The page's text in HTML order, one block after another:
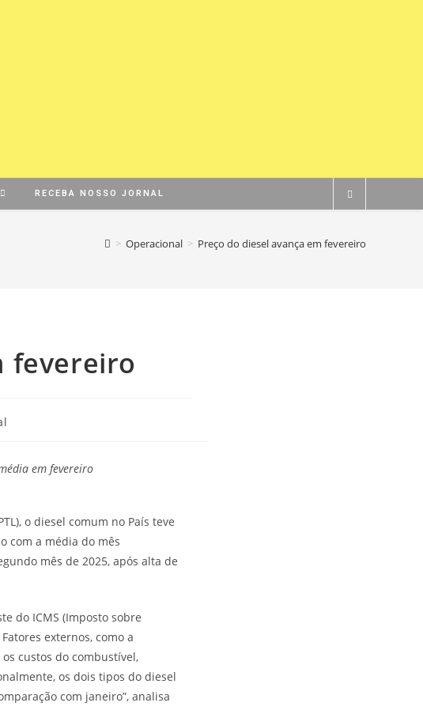
RECEBA NOSSO JORNAL
> Operacional > Preço do diesel avança em fevereiro
fevereiro
em fevereiro
o diesel comum no País teve
com a média do mês
mês de 2025, após alta de
do ICMS (Imposto sobre
externos, como a
custos do combustível,
os dois tipos do diesel
com janeiro”, analisa